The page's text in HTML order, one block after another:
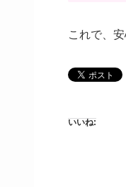
これで、
いいね: